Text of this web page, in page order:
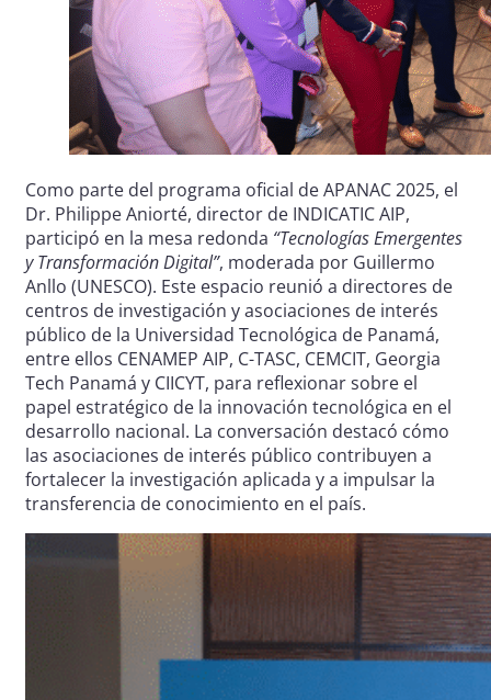
Como parte del programa oficial de APANAC 2025, el
Dr. Philippe Aniorté, director de INDICATIC AIP,
participó en la mesa redonda “Tecnologías Emergentes
y Transformación Digital”, moderada por Guillermo
Anllo (UNESCO). Este espacio reunió a directores de
centros de investigación y asociaciones de interés
público de la Universidad Tecnológica de Panamá,
entre ellos CENAMEP AIP, C-TASC, CEMCIT, Georgia
Tech Panamá y CIICYT, para reflexionar sobre el
papel estratégico de la innovación tecnológica en el
desarrollo nacional. La conversación destacó cómo
las asociaciones de interés público contribuyen a
fortalecer la investigación aplicada y a impulsar la
transferencia de conocimiento en el país.